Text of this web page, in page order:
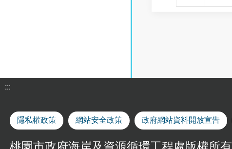
:::
隱私權政策 網站安全政策 政府網站資料開放宣告